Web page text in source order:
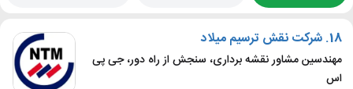
18. شرکت نقش ترسیم میلاد
مهندسین مشاور نقشه برداری، سنجش از راه دور، جی پی
اس